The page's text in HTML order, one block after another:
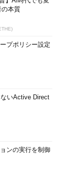
の本質
プポリシー設定
いActive Direct
ンの実行を制御